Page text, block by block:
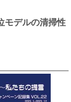
モデルの清掃性